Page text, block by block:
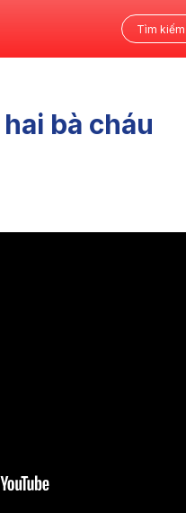
bà cháu